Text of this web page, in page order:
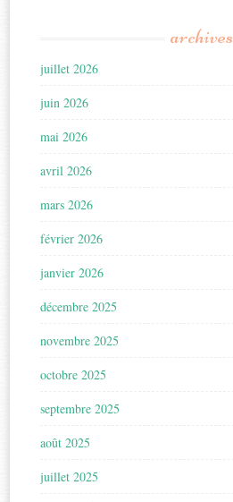
archives
juillet 2026
juin 2026
mai 2026
avril 2026
mars 2026
février 2026
janvier 2026
décembre 2025
novembre 2025
octobre 2025
septembre 2025
août 2025
juillet 2025